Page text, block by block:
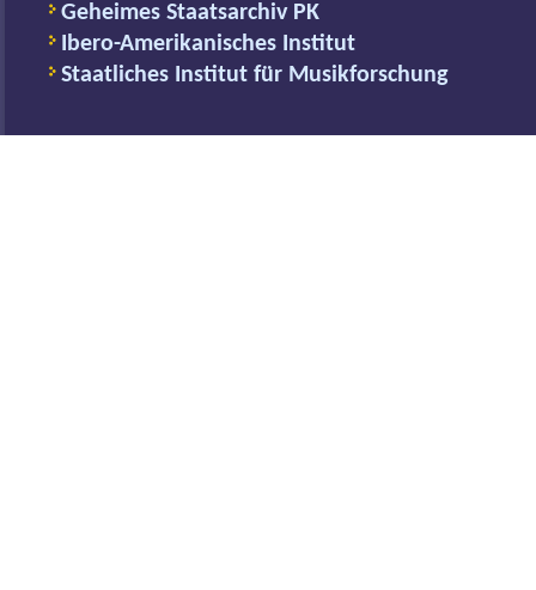
Geheimes Staatsarchiv PK
Ibero-Amerikanisches Institut
Staatliches Institut für Musikforschung